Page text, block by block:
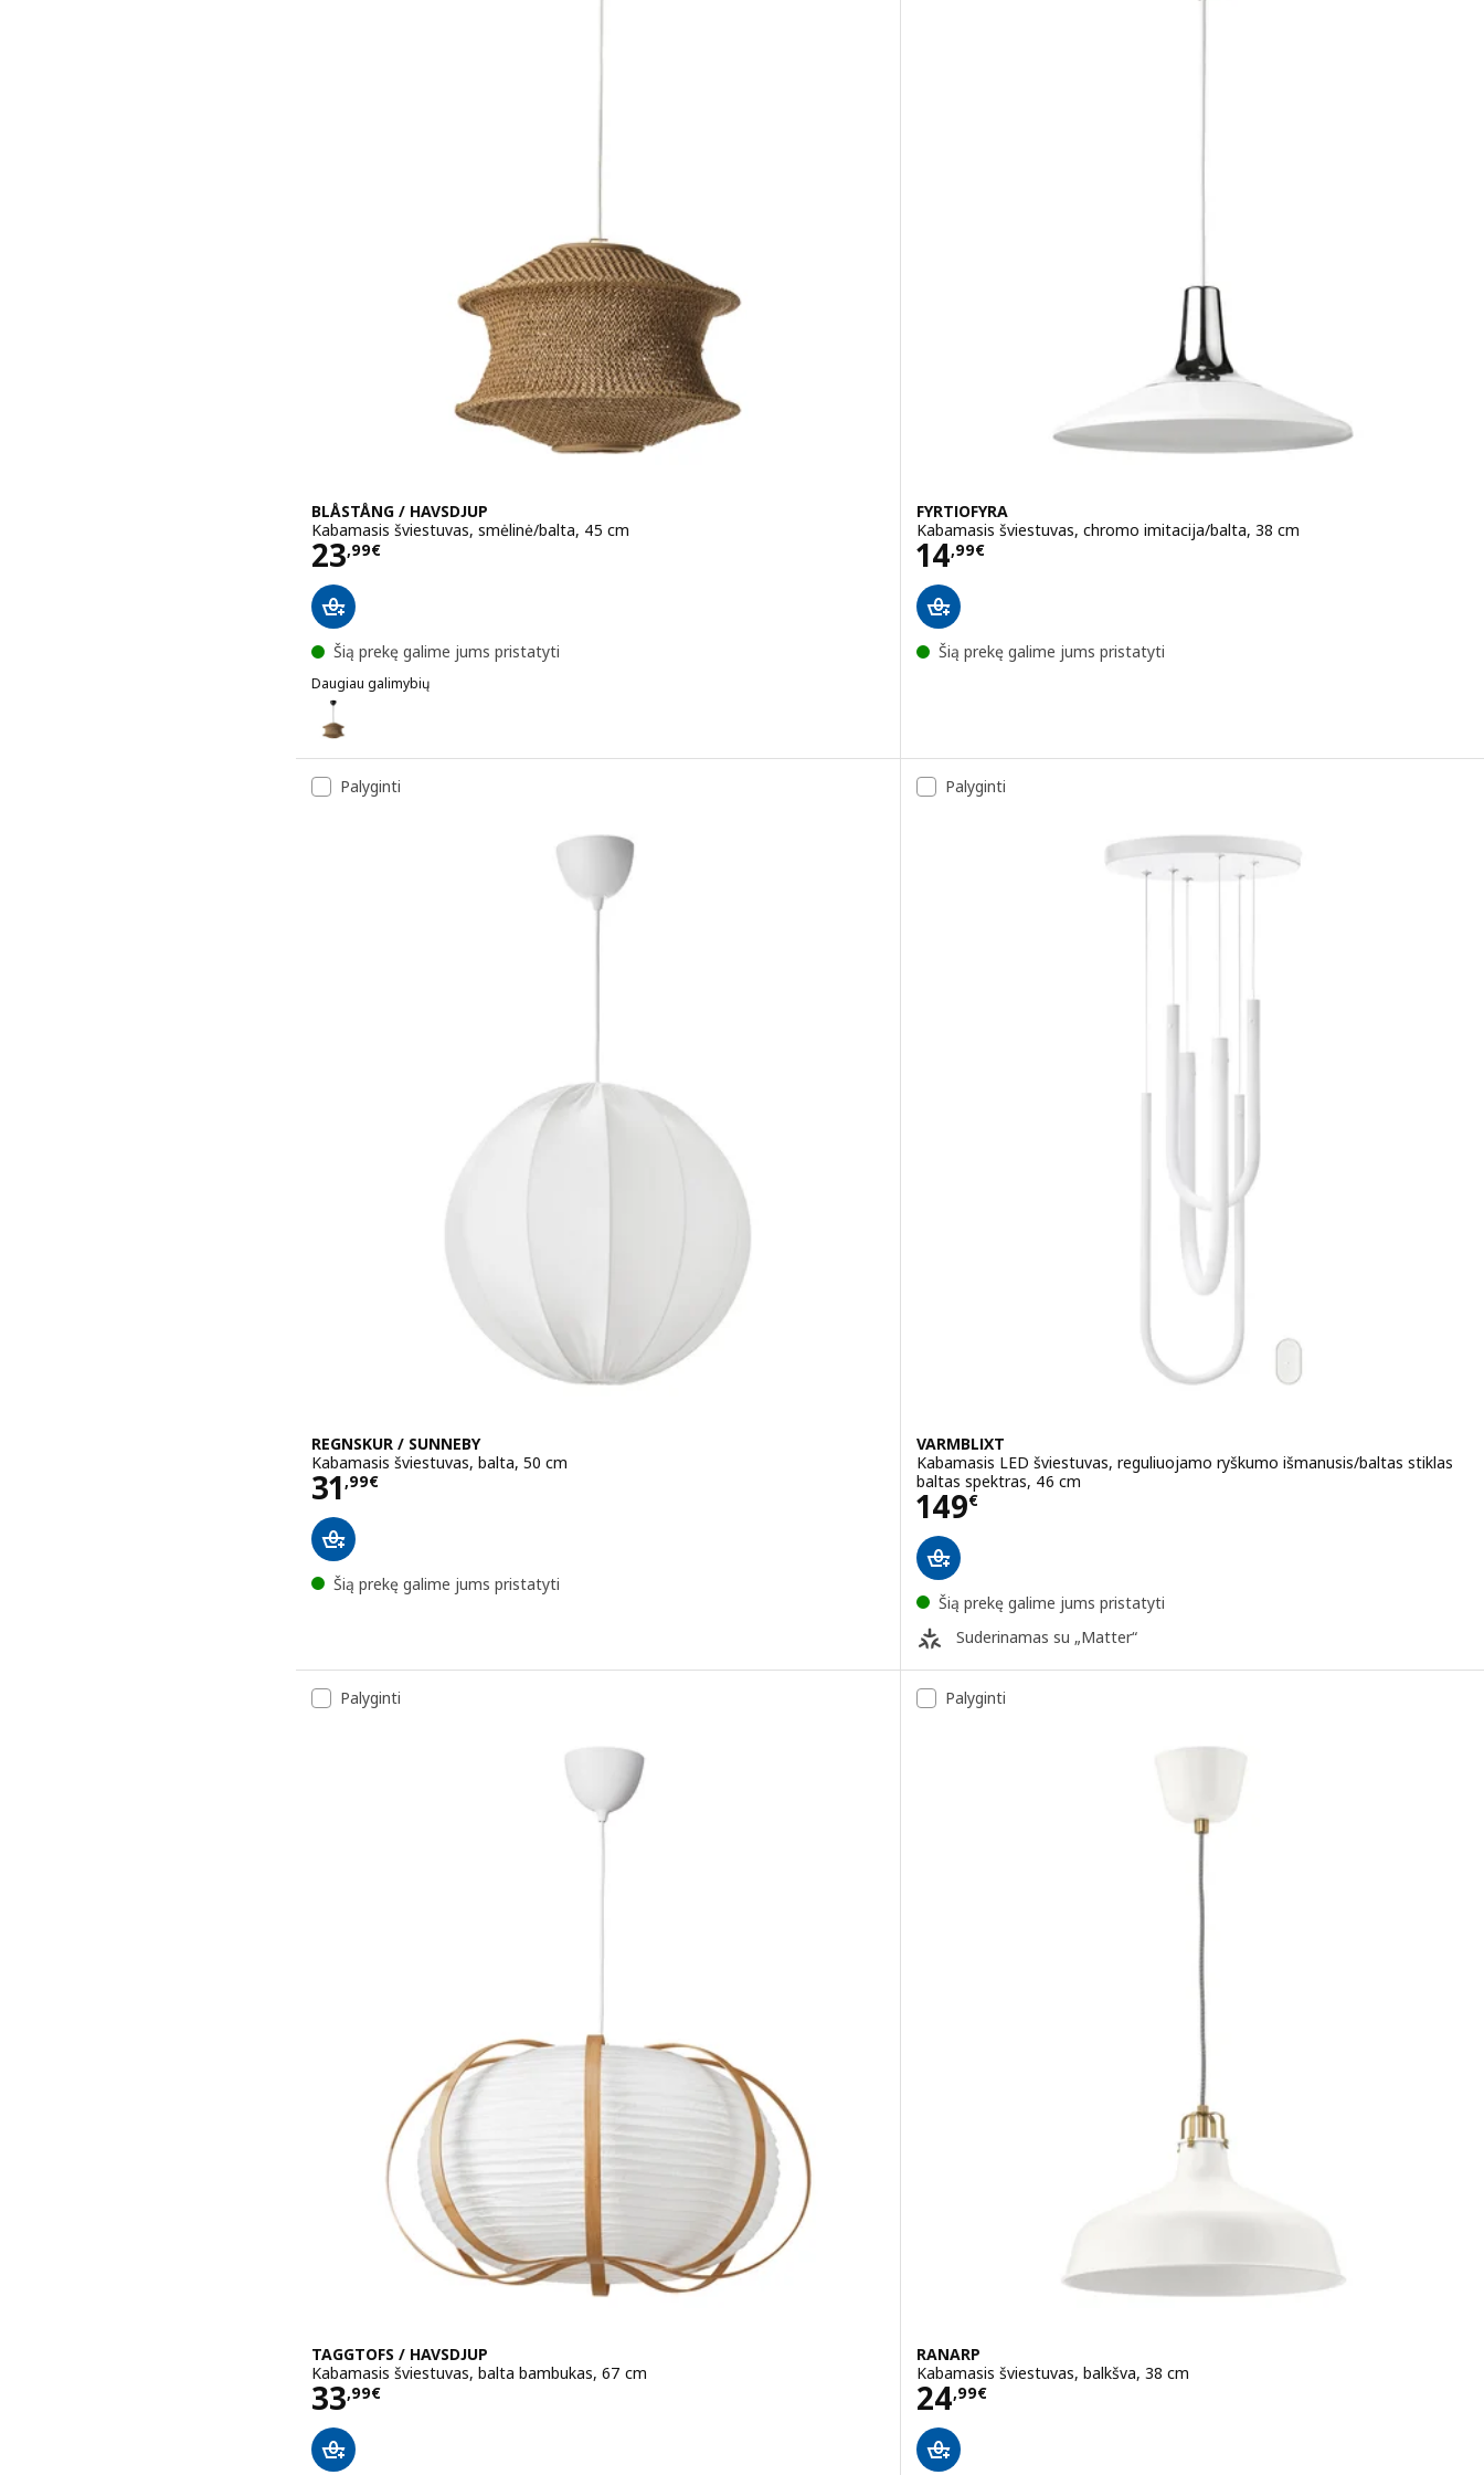
BLÅSTÅNG / HAVSDJUP
Kabamasis šviestuvas, smėlinė/balta, 45 cm
23,99€
Kaina 23,99€
Šią prekę galime jums pristatyti
Daugiau galimybių
BLÅSTÅNG / HAVSDJUP
Variantai BLÅSTÅNG / HAVSDJUP, Kabamasis šviestuvas, smėlinė/juoda, 45 cm
FYRTIOFYRA
Kabamasis šviestuvas, chromo imitacija/balta, 38 cm
14,99€
Kaina 14,99€
Šią prekę galime jums pristatyti
Palyginti
REGNSKUR / SUNNEBY
Kabamasis šviestuvas, balta, 50 cm
31,99€
Kaina 31,99€
Šią prekę galime jums pristatyti
Palyginti
VARMBLIXT
Kabamasis LED šviestuvas, reguliuojamo ryškumo išmanusis/baltas stiklas
baltas spektras, 46 cm
149€
Kaina 149€
Šią prekę galime jums pristatyti
Suderinamas su „Matter“
Palyginti
TAGGTOFS / HAVSDJUP
Kabamasis šviestuvas, balta bambukas, 67 cm
33,99€
Kaina 33,99€
Palyginti
RANARP
Kabamasis šviestuvas, balkšva, 38 cm
24,99€
Kaina 24,99€